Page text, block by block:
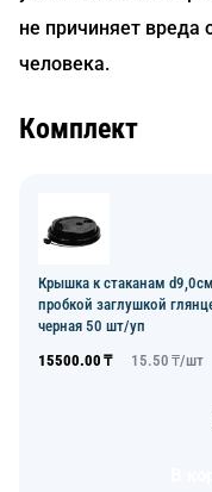
не причиняет
человека.
Комплект
Крышка к стаканам
пробкой заглушкой
черная 50 шт/уп
15500.00 ₸ 15.50 ₸/шт